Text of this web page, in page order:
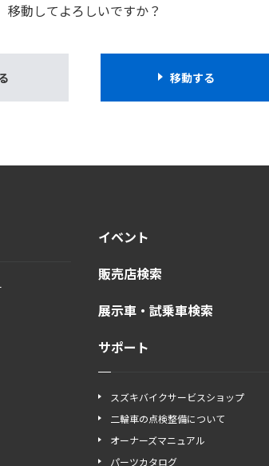
移動してよろしいですか？
移動する
イベント
販売店検索
展示車・試乗車検索
サポート
スズキバイクサービスショップ
二輪車の点検整備について
オーナーズマニュアル
パーツカタログ